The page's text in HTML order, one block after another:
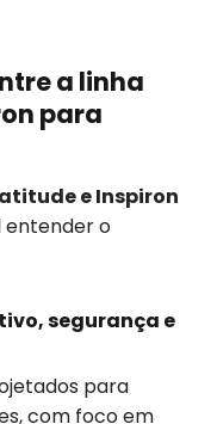
a linha
para
e Inspiron
entender o
segurança e
para
com foco em